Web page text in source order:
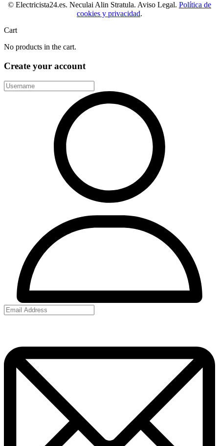
© Electricista24.es. Neculai Alin Stratula. Aviso Legal. Política de
cookies y privacidad.
Cart
No products in the cart.
Create your account